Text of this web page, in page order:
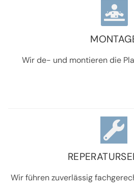
Wir de- und montieren die
Wir führen zuverlässig